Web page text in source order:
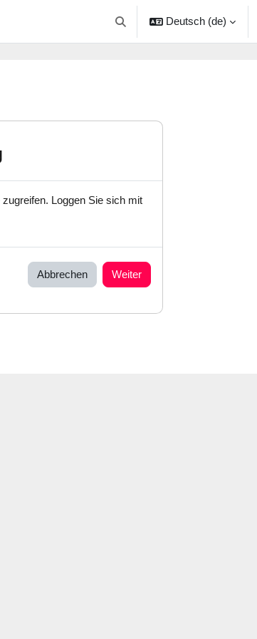
Sucheingabe umschalten
Deutsch ‎(de)‎
Loggen Sie sich mit
Abbrechen Weiter